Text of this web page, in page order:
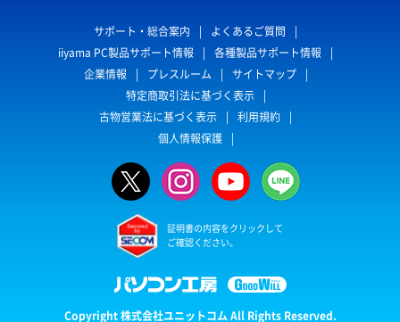
サポート・総合案内
よくあるご質問
iiyama PC製品サポート情報
各種製品サポート情報
企業情報
プレスルーム
サイトマップ
特定商取引法に基づく表示
古物営業法に基づく表示
利用規約
個人情報保護
証明書の内容をクリックして
ご確認ください。
Copyright 株式会社ユニットコム All Rights Reserved.